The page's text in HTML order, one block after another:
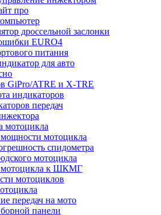
про
дроссельной заслонки
EURO4
питания
для авто
GiPro/ATRE и X-TRE
индикаторов
передач
мотоцикла
мотоцикла
спидометра
мотоцикла
мотоцикла к ШКМГ
мотоциклов
передач на мото
панели